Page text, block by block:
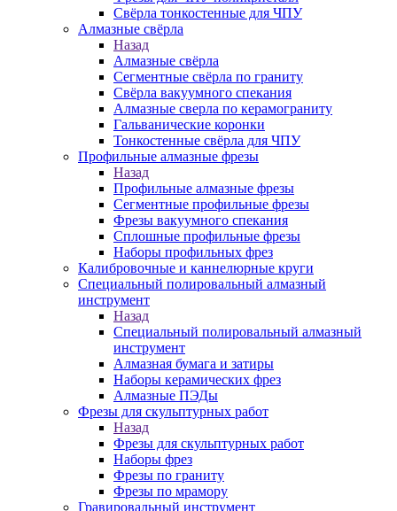
Свёрла тонкостенные для ЧПУ
Алмазные свёрла
Назад
Алмазные свёрла
Сегментные свёрла по граниту
Свёрла вакуумного спекания
Алмазные сверла по керамограниту
Гальванические коронки
Тонкостенные свёрла для ЧПУ
Профильные алмазные фрезы
Назад
Профильные алмазные фрезы
Сегментные профильные фрезы
Фрезы вакуумного спекания
Сплошные профильные фрезы
Наборы профильных фрез
Калибровочные и каннелюрные круги
Специальный полировальный алмазный
инструмент
Назад
Специальный полировальный алмазный
инструмент
Алмазная бумага и затиры
Наборы керамических фрез
Алмазные ПЭДы
Фрезы для скульптурных работ
Назад
Фрезы для скульптурных работ
Наборы фрез
Фрезы по граниту
Фрезы по мрамору
Гравировальный инструмент